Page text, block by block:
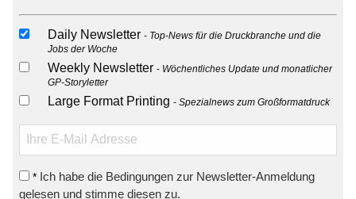
Daily Newsletter
Top-News für die Druckbranche und die
Jobs der Woche
Weekly Newsletter
Wöchentliches Update und monatlicher
GP-Storyletter
Large Format Printing Spezialnews zum Großformatdruck
* Ich habe die Bedingungen zur Newsletter-Anmeldung
gelesen und stimme diesen zu.